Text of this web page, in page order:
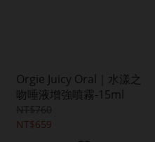
Orgie Juicy Oral｜水漾之
吻唾液增強噴霧-15ml
NT$659